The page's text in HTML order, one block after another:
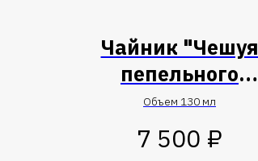
Чайник "Чешуя
пепельного
дракона"
Объем 130 мл
7 500 ₽